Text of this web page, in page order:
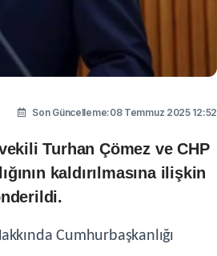
Son Güncelleme:08 Temmuz 2025 12:52
Turhan Çömez ve CHP
kaldırılmasına ilişkin
Cumhurbaşkanlığı